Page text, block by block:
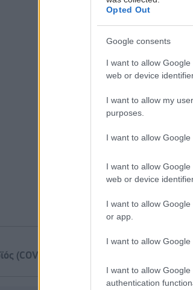
Opted Out
Google consents
I want to allow
web or device
I want to allow my
purposes.
I want to allow
I want to allow
web or device
I want to allow
or app.
I want to allow
I want to allow
authentication
Προσθέστε το
Ειδήσεις υγείας σήμερα
Νέο φάρμακο για την
με μία ένεση
(COVID-19)